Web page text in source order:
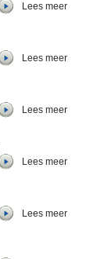
Lees meer
Lees meer
Lees meer
Lees meer
Lees meer